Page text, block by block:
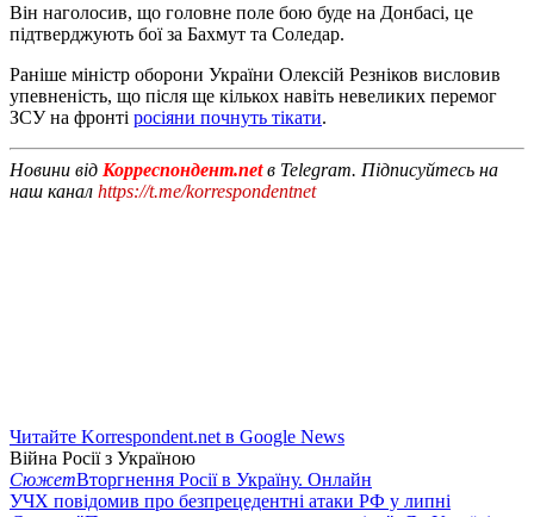
Він наголосив, що головне поле бою буде на Донбасі, це
підтверджують бої за Бахмут та Соледар.
Раніше міністр оборони України Олексій Резніков висловив
упевненість, що після ще кількох навіть невеликих перемог
ЗСУ на фронті росіяни почнуть тікати.
Новини від Корреспондент.netв Telegram. Підписуйтесь на
наш канал https://t.me/korrespondentnet
Читайте Korrespondent.net в Google News
Війна Росії з Україною
СюжетВторгнення Росії в Україну. Онлайн
УЧХ повідомив про безпрецедентні атаки РФ у липні